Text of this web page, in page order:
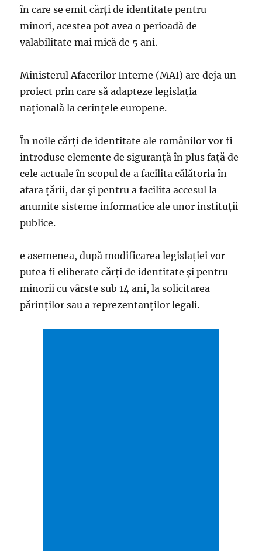
în care se emit cărți de identitate pentru
minori, acestea pot avea o perioadă de
valabilitate mai mică de 5 ani.
Ministerul Afacerilor Interne (MAI) are deja un
proiect prin care să adapteze legislația
națională la cerințele europene.
În noile cărți de identitate ale românilor vor fi
introduse elemente de siguranță în plus față de
cele actuale în scopul de a facilita călătoria în
afara țării, dar și pentru a facilita accesul la
anumite sisteme informatice ale unor instituții
publice.
e asemenea, după modificarea legislației vor
putea fi eliberate cărți de identitate și pentru
minorii cu vârste sub 14 ani, la solicitarea
părinților sau a reprezentanților legali.